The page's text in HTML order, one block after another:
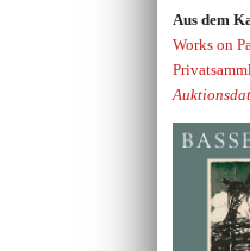
Aus dem
Works on